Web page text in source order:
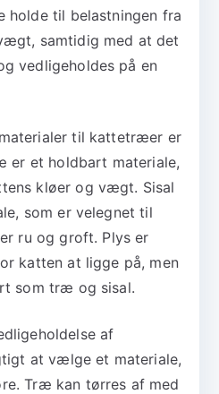
holde til belastningen fra
samtidig med at det
vedligeholdes på en
til kattetræer er
er et holdbart materiale,
kløer og vægt. Sisal
som er velegnet til
ru og groft. Plys er
katten at ligge på, men
som træ og sisal.
af
at vælge et materiale,
Træ kan tørres af med